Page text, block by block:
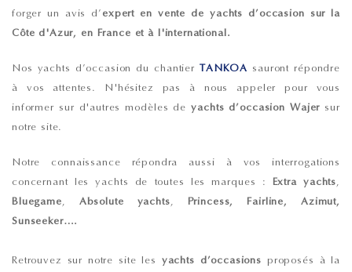
forger un avis d’ expert en vente de yachts d’occasion sur la
Côte d'Azur, en France et à l'international.
Nos yachts d’occasion du chantier TANKOA sauront répondre
à vos attentes. N'hésitez pas à nous appeler pour vous
informer sur d'autres modèles deyachts d’occasion Wajer sur
notre site.
Notre connaissance répondra aussi à vos interrogations
concernant les yachts de toutes les marques : Extra yachts
Bluegame
Absolute yachts
Princess, Fairline, Azimut,
Sunseeker….
Retrouvez sur notre site les yachts d’occasions proposés à la